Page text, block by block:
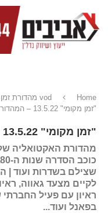
Home
vod מהדורת זמן מקומי
"זמן מקומי" 13.5.22 – המהדורה המלאה לצפייה
"זמן מקומי" 13.5.22 – המהדורה המלאה לצפייה
מהדורת האקטואליה
שצילם בשדרות ועוד |
לקיים מצעד גאווה,
ראיון עם פעיל החברתי
בפאנל ועוד...